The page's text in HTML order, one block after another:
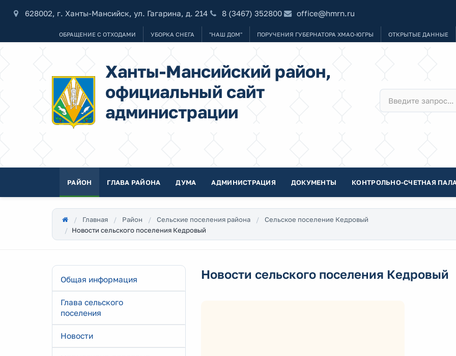
628002, г. Ханты-Мансийск, ул. Гагарина, д. 214 8 (3467) 352800 office@hmrn.ru
ОБРАЩЕНИЕ С ОТХОДАМИ УБОРКА СНЕГА "НАШ ДОМ" ПОРУЧЕНИЯ ГУБЕРНАТОРА ХМАО-ЮГРЫ ОТКРЫТЫЕ ДАННЫЕ
Ханты-Мансийский район,
официальный сайт
администрации
РАЙОН ГЛАВА РАЙОНА ДУМА АДМИНИСТРАЦИЯ ДОКУМЕНТЫ КОНТРОЛЬНО-СЧЕТНАЯ
Главная Район Сельские поселения района
Сельское поселение Кедровый
Новости сельского поселения Кедровый
Общая информация
Глава сельского
поселения
Новости
Новости сельского поселения Кедровый